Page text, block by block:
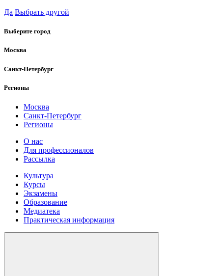
Да Выбрать другой
Выберите город
Москва
Санкт-Петербург
Регионы
Москва
Санкт-Петербург
Регионы
О нас
Для профессионалов
Рассылка
Культура
Курсы
Экзамены
Образование
Медиатека
Практическая информация